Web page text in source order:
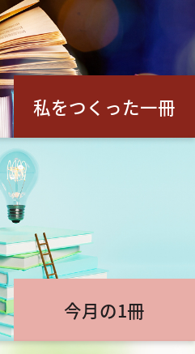
私をつくった一冊
今月の1冊